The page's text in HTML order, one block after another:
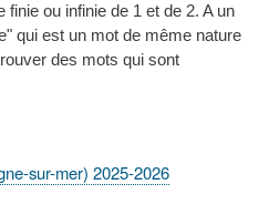
ou infinie de 1 et de 2. A un
qui est un mot de même nature
des mots qui sont
sur-mer) 2025-2026